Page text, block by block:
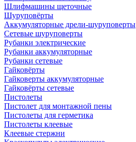
Шлифмашины щеточные
Шуруповёрты
Аккумуляторные дрели-шуруповерты
Сетевые шуруповерты
Рубанки электрические
Рубанки аккумуляторные
Рубанки сетевые
Гайковёрты
Гайковерты аккумуляторные
Гайковёрты сетевые
Пистолеты
Пистолет для монтажной пены
Пистолеты для герметика
Пистолеты клеевые
Клеевые стержни